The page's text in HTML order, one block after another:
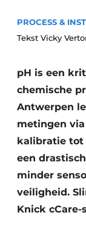
Video’s
PROCESS &
Tekst Vicky
pH is een
chemische
Antwerpen
metingen
kalibratie tot
een
minder
veiligheid.
Knick